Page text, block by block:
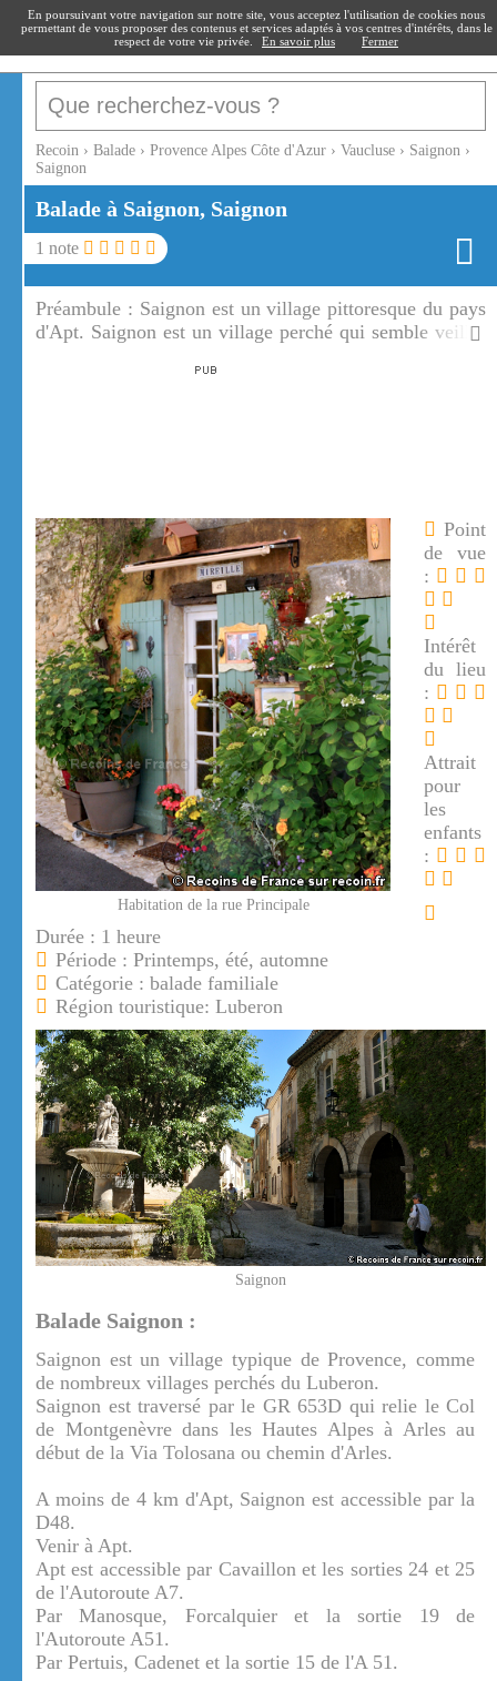
recoin.fr
Recoin › Balade › Provence Alpes Côte d'Azur › Vaucluse › Saignon ›
Saignon
Balade à Saignon, Saignon
1 note
Préambule : Saignon est un village pittoresque du pays
d'Apt. Saignon est un village perché qui semble veiller
Habitation de la rue Principale
Point
de vue
:
Intérêt
du lieu
:
Attrait
pour
les
enfants
:
Durée : 1 heure
Période : Printemps, été, automne
Catégorie : balade familiale
Région touristique: Luberon
Saignon
Balade Saignon :
Saignon est un village typique de Provence, comme
de nombreux villages perchés du Luberon.
Saignon est traversé par le GR 653D qui relie le Col
de Montgenèvre dans les Hautes Alpes à Arles au
début de la Via Tolosana ou chemin d'Arles.
A moins de 4 km d'Apt, Saignon est accessible par la
D48.
Venir à Apt.
Apt est accessible par Cavaillon et les sorties 24 et 25
de l'Autoroute A7.
Par Manosque, Forcalquier et la sortie 19 de
l'Autoroute A51.
Par Pertuis, Cadenet et la sortie 15 de l'A 51.
En poursuivant votre navigation sur notre site, vous acceptez l'utilisation de cookies nous
permettant de vous proposer des contenus et services adaptés à vos centres d'intérêts, dans le
respect de votre vie privée.
En savoir plus Fermer